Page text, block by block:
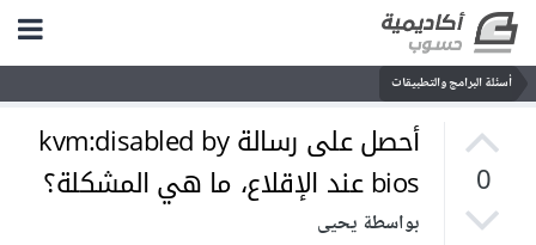
أسئلة البرامج والتطبيقات
0
أحصل على رسالة kvm:disabled by
bios عند الإقلاع، ما هي المشكلة؟
بواسطة يحيى